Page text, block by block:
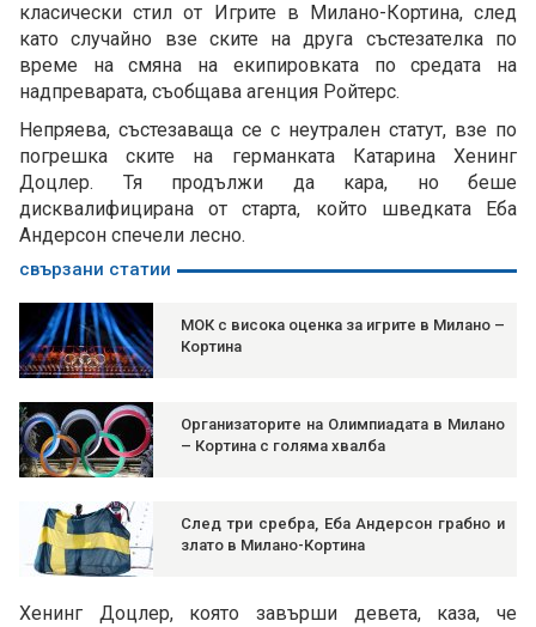
класически стил от Игрите в Милано-Кортина, след
като случайно взе ските на друга състезателка по
време на смяна на екипировката по средата на
надпреварата, съобщава агенция Ройтерс.
Непряева, състезаваща се с неутрален статут, взе по
погрешка ските на германката Катарина Хенинг
Доцлер. Тя продължи да кара, но беше
дисквалифицирана от старта, който шведката Еба
Андерсон спечели лесно.
свързани статии
МОК с висока оценка за игрите в Милано –
Кортина
Организаторите на Олимпиадата в Милано
– Кортина с голяма хвалба
След три сребра, Еба Андерсон грабно и
злато в Милано-Кортина
Хенинг Доцлер, която завърши девета, каза, че